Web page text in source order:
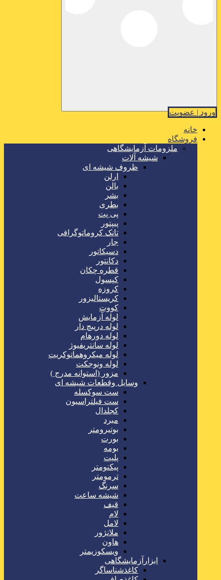
ورود | عضویت
خانه
فروشگاه
ملزومات آزمایشگاهی
شیشه آلات
ظروف شیشه ای
ارلن
بالن
بشر
بطری
پی پت
پیپتور
تانک کروماتوگرافی
جار
دسیکاتور
دکانتور
قطره چکان
کپسول
کروزه
کریستالیزور
کووت
لوله آزمایش
لوله درپیچ دار
لوله دورهام
لوله سانتریفیوژ
لوله میکروهماتوکریت
لوله ونوجکت
مزور (استوانه مدرج )
وسایل وقطعات شیشه ای
ست سوکسله
ست فیلتراسیون
کجلدال
مبرد
بوتیرومتر
بورت
بومه
پلیت
پیکنومتر
ترمومتر
سرنگ
شیشه ساعت
قیف
لام
لامل
ملانژور
هاون
ویسکوزیمتر
ابزارآزمایشگاهی
کاغذشناساگر